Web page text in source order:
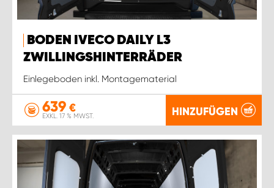
BODEN IVECO DAILY L3
ZWILLINGSHINTERRÄDER
Einlegeboden inkl. Montagematerial
639 €
EXKL. 17 % MWST. HINZUFÜGEN